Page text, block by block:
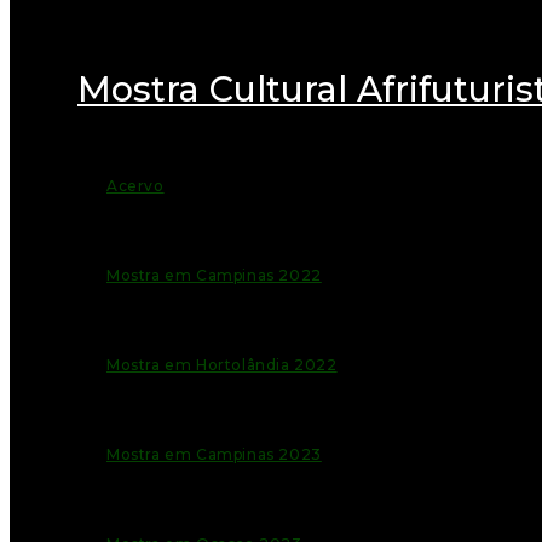
Mostra Cultural
Acervo
Mostra em Campinas 2022
Mostra em Hortolândia 2022
Mostra em Campinas 2023